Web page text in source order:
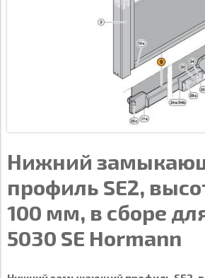
Нижний
профиль SE2,
100 мм, в сборе
5030 SE Hormann